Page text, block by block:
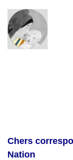
Chers
Nation